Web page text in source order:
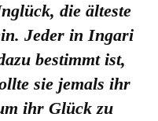
die älteste
Jeder in Ingari
bestimmt ist,
sie jemals ihr
ihr Glück zu